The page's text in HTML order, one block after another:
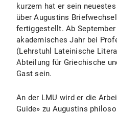
kurzem hat er sein
über Augustins
fertiggestellt. Ab
akademisches Jahr bei
(Lehrstuhl Lateinische
Abteilung für Griechische
Gast sein.
An der LMU wird er die
Guide» zu Augustins